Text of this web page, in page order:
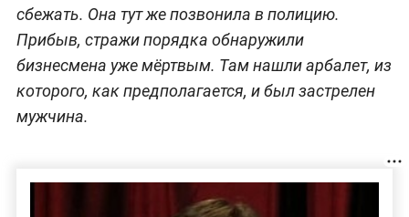
сбежать. Она тут же позвонила в полицию.
Прибыв, стражи порядка обнаружили
бизнесмена уже мёртвым. Там нашли арбалет, из
которого, как предполагается, и был застрелен
мужчина.